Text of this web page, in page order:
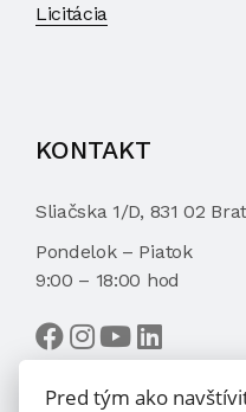
Licitácia
KONTAKT
Sliačska 1/D, 831 02
Pondelok – Piatok
9:00 – 18:00 hod
Pred tým ako